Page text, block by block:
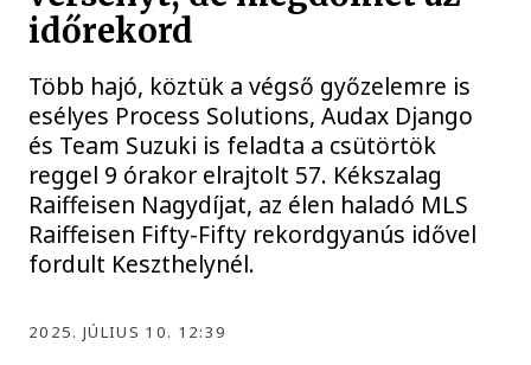
időrekord
Több hajó, köztük a végső győzelemre is
esélyes Process Solutions, Audax Django
és Team Suzuki is feladta a csütörtök
reggel 9 órakor elrajtolt 57. Kékszalag
Raiffeisen Nagydíjat, az élen haladó MLS
Raiffeisen Fifty-Fifty rekordgyanús idővel
fordult Keszthelynél.
2025. JÚLIUS 10. 12:39